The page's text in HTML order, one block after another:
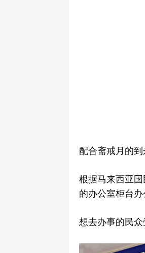
配合斋戒月的到
根据马来西亚国
的办公室柜台
想去办事的民众